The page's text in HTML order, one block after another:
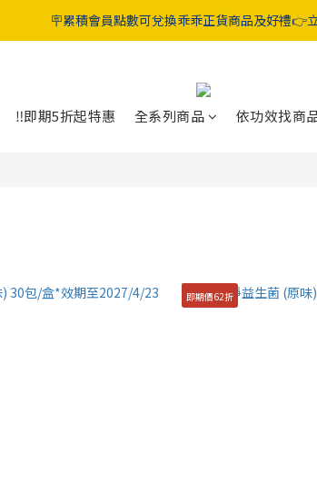
起‼️晶亮葉黃素 / 好眠膠囊 / 純淨益生菌 / 舒敏益生菌 /
🪧累積會員點數可兌換乖乖正貨商品及好禮👉
‼️即期5折起特惠 全系列商品 依功效找商
即期價62折